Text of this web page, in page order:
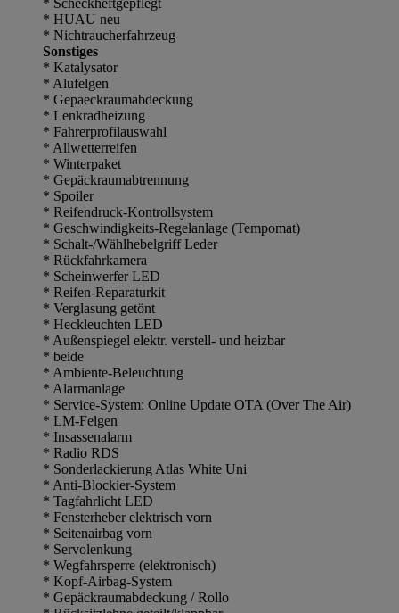
* HUAU neu
* Nichtraucherfahrzeug
Sonstiges
* Katalysator
* Alufelgen
* Gepaeckraumabdeckung
* Lenkradheizung
* Fahrerprofilauswahl
* Allwetterreifen
* Winterpaket
* Gepäckraumabtrennung
* Spoiler
* Reifendruck-Kontrollsystem
* Geschwindigkeits-Regelanlage (Tempomat)
* Schalt-/Wählhebelgriff Leder
* Rückfahrkamera
* Scheinwerfer LED
* Reifen-Reparaturkit
* Verglasung getönt
* Heckleuchten LED
* Außenspiegel elektr. verstell- und heizbar
* beide
* Ambiente-Beleuchtung
* Alarmanlage
* Service-System: Online Update OTA (Over The Air)
* LM-Felgen
* Insassenalarm
* Radio RDS
* Sonderlackierung Atlas White Uni
* Anti-Blockier-System
* Tagfahrlicht LED
* Fensterheber elektrisch vorn
* Seitenairbag vorn
* Servolenkung
* Wegfahrsperre (elektronisch)
* Kopf-Airbag-System
* Gepäckraumabdeckung / Rollo